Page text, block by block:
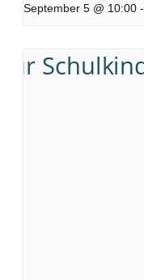
September 5 @ 10:00 -